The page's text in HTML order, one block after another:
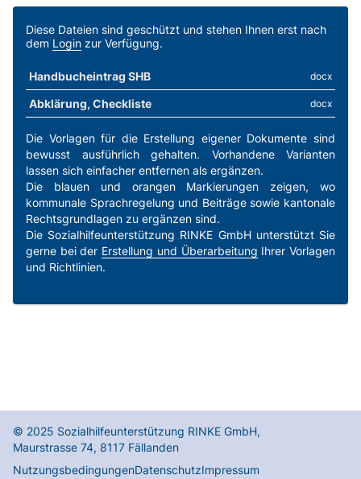
Vereinbarung vom TG.MT.JAHR». Rückstellungen
sind keine (weiteren) Einnahmen.
SKOS-RL, Kapitel C.7 Abs. 2
Auszahlung
SKOS-RL, Kapitel C.7 Erläuterungen a
Auszahlung in Raten/Bargeld/Naturalien
Diese Dateien sind geschützt und stehen Ihnen erst nach
dem Login zur Verfügung.
Handbucheintrag SHB docx
Abklärung, Checkliste docx
Die Vorlagen für die Erstellung eigener Dokumente sind
bewusst ausführlich gehalten. Vorhandene Varianten
lassen sich einfacher entfernen als ergänzen.
Die blauen und orangen Markierungen zeigen, wo
kommunale Sprachregelung und Beiträge sowie kantonale
Rechtsgrundlagen zu ergänzen sind.
Die Sozialhilfeunterstützung RINKE GmbH unterstützt Sie
gerne bei der Erstellung und Überarbeitung Ihrer Vorlagen
und Richtlinien.
© 2025 Sozialhilfeunterstützung RINKE GmbH,
Maurstrasse 74, 8117 Fällanden
NutzungsbedingungenDatenschutzImpressum